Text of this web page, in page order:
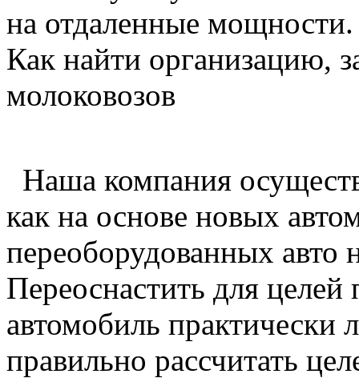
на отдаленные мощности.
Как найти организацию,
молоковозов
Наша компания
как на основе новых
переоборудованных авто
Переоснастить для
автомобиль практически
правильно рассчитать